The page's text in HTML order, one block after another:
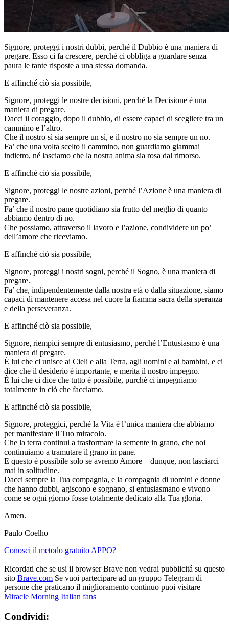
Signore, proteggi i nostri dubbi, perché il Dubbio è una maniera di
pregare. Esso ci fa crescere, perché ci obbliga a guardare senza
paura le tante risposte a una stessa domanda.
E affinché ciò sia possibile,
Signore, proteggi le nostre decisioni, perché la Decisione è una
maniera di pregare.
Dacci il coraggio, dopo il dubbio, di essere capaci di scegliere tra un
cammino e l’altro.
Che il nostro sì sia sempre un sì, e il nostro no sia sempre un no.
Fa’ che una volta scelto il cammino, non guardiamo giammai
indietro, né lasciamo che la nostra anima sia rosa dal rimorso.
E affinché ciò sia possibile,
Signore, proteggi le nostre azioni, perché l’Azione è una maniera di
pregare.
Fa’ che il nostro pane quotidiano sia frutto del meglio di quanto
abbiamo dentro di no.
Che possiamo, attraverso il lavoro e l’azione, condividere un po’
dell’amore che riceviamo.
E affinché ciò sia possibile,
Signore, proteggi i nostri sogni, perché il Sogno, è una maniera di
pregare.
Fa’ che, indipendentemente dalla nostra età o dalla situazione, siamo
capaci di mantenere accesa nel cuore la fiamma sacra della speranza
e della perseveranza.
E affinché ciò sia possibile,
Signore, riempici sempre di entusiasmo, perché l’Entusiasmo è una
maniera di pregare.
È lui che ci unisce ai Cieli e alla Terra, agli uomini e ai bambini, e ci
dice che il desiderio è importante, e merita il nostro impegno.
È lui che ci dice che tutto è possibile, purchè ci impegniamo
totalmente in ciò che facciamo.
E affinché ciò sia possibile,
Signore, proteggici, perché la Vita è l’unica maniera che abbiamo
per manifestare il Tuo miracolo.
Che la terra continui a trasformare la semente in grano, che noi
continuiamo a tramutare il grano in pane.
E questo è possibile solo se avremo Amore – dunque, non lasciarci
mai in solitudine.
Dacci sempre la Tua compagnia, e la compagnia di uomini e donne
che hanno dubbi, agiscono e sognano, si entusiasmano e vivono
come se ogni giorno fosse totalmente dedicato alla Tua gloria.
Amen.
Paulo Coelho
Conosci il metodo gratuito APPO?
Ricordati che se usi il browser Brave non vedrai pubblicitá su questo
sito Brave.com Se vuoi partecipare ad un gruppo Telegram di
persone che praticano il miglioramento continuo puoi visitare
Miracle Morning Italian fans
Condividi: